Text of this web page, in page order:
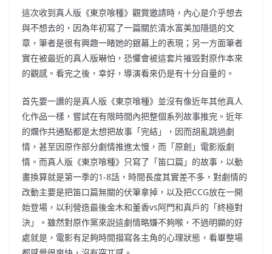
這次收到真人版《東京喰種》觀賞邀請時，內心是介乎想去
與不想去的，因為年初寫了一篇關於清水富美加隱退的文
章，筆者是很有興趣一睹她的銀幕上的表現；另一方面筆者
實在被最近的真人版嚇怕，恐懼會被這套片摧毀對原作本來
的觀感。看完之後，幸好，導演看來仍是有十分自量的。
首先要一讚的是真人版《東京喰種》並沒有像近年其他真人
化作品一樣，嘗試在有限時間內把整個系列故事推完。近年
的爛作共通點都是太想把故事「完結」，因而胡亂跳過劇
情，甚至因原作部分劇情推進太慢，而「原創」電影版劇
情。而真人版《東京喰種》只寫了「笛口篇」的故事，以動
畫換算就是第一季的1-8話，時間長度其實差不多，對劇情的
改動主要是把笛口篇無關的伏筆拿掉，以及把CCG放在一開
始登場，以利營造最後金木和董香vs阿門和真戶的「終極對
決」。雖然對原作黨來說這劇情略嫌不夠喉，不過明顯的好
處就是，電影有足夠時間描寫各主角的心理狀態，看畢整場